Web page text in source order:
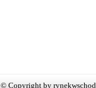
© Copyright by